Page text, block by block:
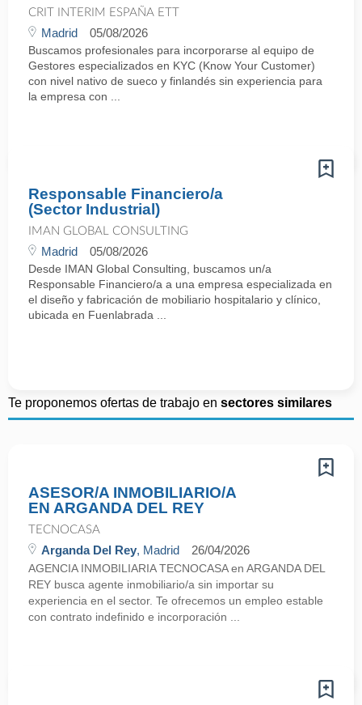
CRIT INTERIM ESPAÑA ETT
Madrid 05/08/2026
Buscamos profesionales para incorporarse al equipo de
Gestores especializados en KYC (Know Your Customer)
con nivel nativo de sueco y finlandés sin experiencia para
la empresa con ...
Responsable Financiero/a
(Sector Industrial)
IMAN GLOBAL CONSULTING
Madrid 05/08/2026
Desde IMAN Global Consulting, buscamos un/a
Responsable Financiero/a a una empresa especializada en
el diseño y fabricación de mobiliario hospitalario y clínico,
ubicada en Fuenlabrada ...
Te proponemos ofertas de trabajo en sectores similares
ASESOR/A INMOBILIARIO/A
EN ARGANDA DEL REY
TECNOCASA
Arganda Del Rey, Madrid 26/04/2026
AGENCIA INMOBILIARIA TECNOCASA en ARGANDA DEL
REY busca agente inmobiliario/a sin importar su
experiencia en el sector. Te ofrecemos un empleo estable
con contrato indefinido e incorporación ...